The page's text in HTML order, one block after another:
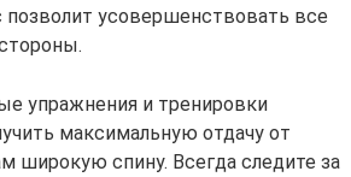
позволит усовершенствовать все
упражнения и тренировки
максимальную отдачу от
широкую спину. Всегда следите за